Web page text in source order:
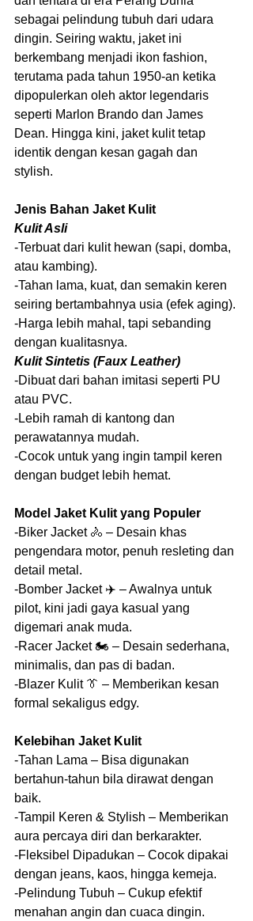
sebagai pelindung tubuh dari udara
dingin. Seiring waktu, jaket ini
berkembang menjadi ikon fashion,
terutama pada tahun 1950-an ketika
dipopulerkan oleh aktor legendaris
seperti Marlon Brando dan James
Dean. Hingga kini, jaket kulit tetap
identik dengan kesan gagah dan
stylish.
Jenis Bahan Jaket Kulit
Kulit Asli
-Terbuat dari kulit hewan (sapi, domba,
atau kambing).
-Tahan lama, kuat, dan semakin keren
seiring bertambahnya usia (efek aging).
-Harga lebih mahal, tapi sebanding
dengan kualitasnya.
Kulit Sintetis (Faux Leather)
-Dibuat dari bahan imitasi seperti PU
atau PVC.
-Lebih ramah di kantong dan
perawatannya mudah.
-Cocok untuk yang ingin tampil keren
dengan budget lebih hemat.
Model Jaket Kulit yang Populer
-Biker Jacket 🚴 – Desain khas
pengendara motor, penuh resleting dan
detail metal.
-Bomber Jacket ✈️ – Awalnya untuk
pilot, kini jadi gaya kasual yang
digemari anak muda.
-Racer Jacket 🏍️ – Desain sederhana,
minimalis, dan pas di badan.
-Blazer Kulit 👔 – Memberikan kesan
formal sekaligus edgy.
Kelebihan Jaket Kulit
-Tahan Lama – Bisa digunakan
bertahun-tahun bila dirawat dengan
baik.
-Tampil Keren & Stylish – Memberikan
aura percaya diri dan berkarakter.
-Fleksibel Dipadukan – Cocok dipakai
dengan jeans, kaos, hingga kemeja.
-Pelindung Tubuh – Cukup efektif
menahan angin dan cuaca dingin.